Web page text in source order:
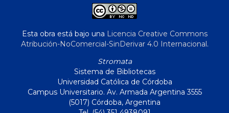
Esta obra está bajo una Licencia Creative Commons
Atribución-NoComercial-SinDerivar 4.0 Internacional.
Stromata
Sistema de Bibliotecas
Universidad Católica de Córdoba
Campus Universitario. Av. Armada Argentina 3555
(5017) Córdoba, Argentina